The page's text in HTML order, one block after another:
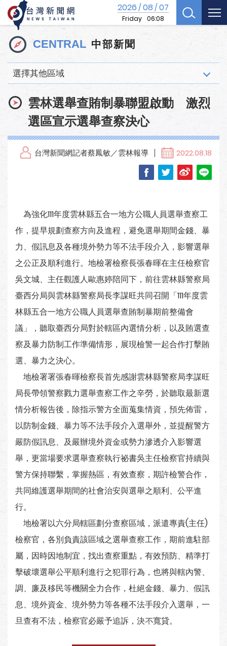
2026/08/07
Friday 06:08
CENTRAL 中部新聞
選擇其他區域
雲林選舉查賄制暴聯盟啟動 激烈
選區宣示選舉查察決心
台灣新聞網記者蔡鳳敏／雲林報導 2022.08.18
為強化111年度雲林縣五合一地方公職人員選舉查察工
作，提早規劃查察方向及進程，避免選舉期間金錢、暴
力、假訊息及各種境外勢力等不法手段介入，影響選舉
之公正及順利進行。地檢署檢察長張春暉在主任檢察官
吳文城、主任觀護人歐惠婷陪同下，前往雲林縣警察局
臺西分局與雲林縣警察局長李謀旺共同召開「111年度雲
林縣五合一地方公職人員選舉查賄制暴期前整備會
議」，聽取臺西分局對於轄區內選情分析，以及賄選查
察及暴力防制工作準備情形，展現檢警一起合作打擊賄
選、暴力之決心。
地檢署署張春暉檢察長首先感謝雲林縣警察局李謀旺
局長帶領警察戮力選舉查察工作之辛勞，於聽取最新選
情分析報告後，除指示警方全面蒐集情資，預先佈雷，
以防制金錢、暴力等不法手段介入選舉外，並提醒警方
嚴防假訊息、及嚴辦境外資金或勢力滲透介入影響選
舉，更當場要求選舉查察執行祕書吳主任檢察官持續與
警方保持聯繫，掌握熱區，有效查察，期許檢警合作，
共同維護選舉期間的社會治安與選舉之順利、公平進
行。
地檢署以六分局轄區劃分查察區域，派遣專責(主任)
檢察官，各別負責該區域之選舉查察工作，期前進駐部
屬，因時因地制宜，找出查察重點，有效預防、精準打
擊破壞選舉公平順利進行之犯罪行為，也將與轄內警、
調、廉及移民等機關全力合作，杜絕金錢、暴力、假訊
息、境外資金、境外勢力等各種不法手段介入選舉，一
旦查有不法，檢察官必嚴予追訴，決不寬貸。